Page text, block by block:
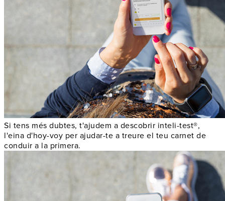
Si tens més dubtes, t'ajudem a descobrir inteli-test®,
l'eina d'hoy-voy per ajudar-te a treure el teu carnet de
conduir a la primera.